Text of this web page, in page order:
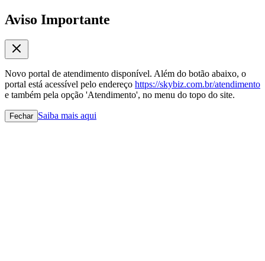
Aviso Importante
Novo portal de atendimento disponível. Além do botão abaixo, o
portal está acessível pelo endereço https://skybiz.com.br/atendimento
e também pela opção 'Atendimento', no menu do topo do site.
Fechar Saiba mais aqui